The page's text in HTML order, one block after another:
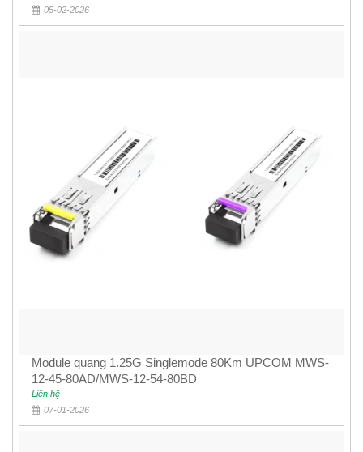
05-02-2026
Module quang 1.25G Singlemode 80Km UPCOM MWS-
12-45-80AD/MWS-12-54-80BD
Liên hệ
07-01-2026